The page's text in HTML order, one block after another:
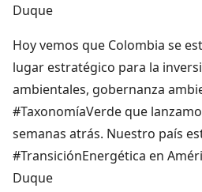
Duque
Hoy vemos que Colombia se
lugar estratégico para la
ambientales, gobernanza
#TaxonomíaVerde que
semanas atrás. Nuestro país
#TransiciónEnergética en
Duque